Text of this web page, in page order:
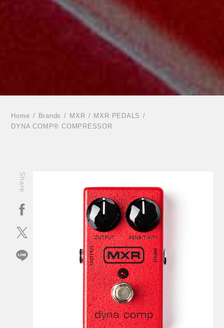
Home Brands MXR
MXR PEDALS
DYNA COMP® COMPRESSOR
Share